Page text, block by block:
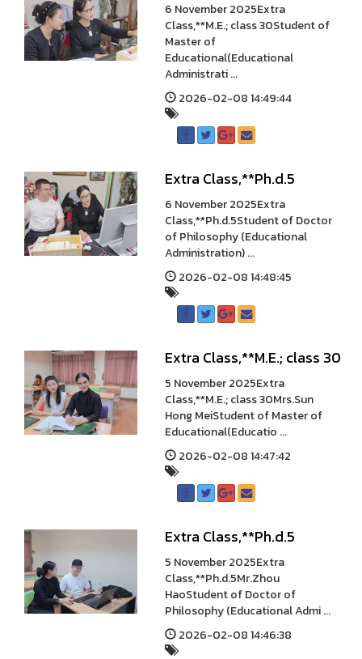
6 November 2025Extra
Class,**M.E.; class 30Student of
Master of
Educational(Educational
Administrati ...
2026-02-08 14:49:44
Extra Class,**Ph.d.5
6 November 2025Extra
Class,**Ph.d.5Student of Doctor
of Philosophy (Educational
Administration) ...
2026-02-08 14:48:45
Extra Class,**M.E.; class 30
5 November 2025Extra
Class,**M.E.; class 30Mrs.Sun
Hong MeiStudent of Master of
Educational(Educatio ...
2026-02-08 14:47:42
Extra Class,**Ph.d.5
5 November 2025Extra
Class,**Ph.d.5Mr.Zhou
HaoStudent of Doctor of
Philosophy (Educational Admi ...
2026-02-08 14:46:38